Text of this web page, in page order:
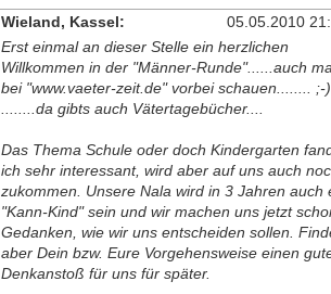
Wieland, Kassel:
05.05.2010
Erst einmal an dieser Stelle ein herzlichen
Willkommen in der "Männer-Runde"......auch
bei "www.vaeter-zeit.de" vorbei schauen........ ;-)
........da gibts auch Vätertagebücher....
Das Thema Schule oder doch Kindergarten
ich sehr interessant, wird aber auf uns auch
zukommen. Unsere Nala wird in 3 Jahren auch
"Kann-Kind" sein und wir machen uns jetzt
Gedanken, wie wir uns entscheiden sollen.
aber Dein bzw. Eure Vorgehensweise einen
Denkanstoß für uns für später.